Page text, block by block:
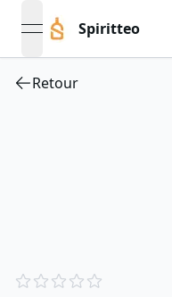
open navigation menu
Spiritteo
Retour
Reviews